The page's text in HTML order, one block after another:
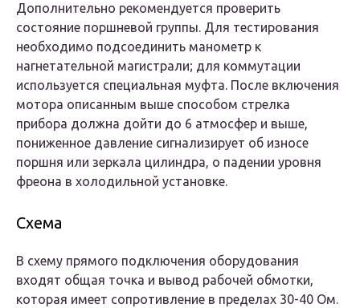
Дополнительно рекомендуется проверить
состояние поршневой группы. Для тестирования
необходимо подсоединить манометр к
нагнетательной магистрали; для коммутации
используется специальная муфта. После включения
мотора описанным выше способом стрелка
прибора должна дойти до 6 атмосфер и выше,
пониженное давление сигнализирует об износе
поршня или зеркала цилиндра, о падении уровня
фреона в холодильной установке.
Схема
В схему прямого подключения оборудования
входят общая точка и вывод рабочей обмотки,
которая имеет сопротивление в пределах 30-40 Ом.